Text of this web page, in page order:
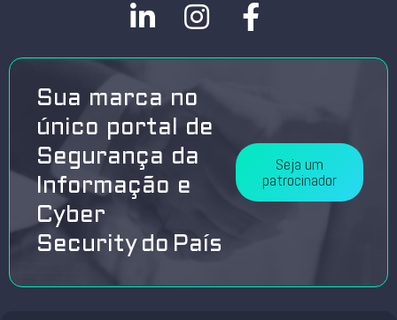
Sua marca no
único portal de
Segurança da
Informação e
Cyber
Security do País
Seja um
patrocinador